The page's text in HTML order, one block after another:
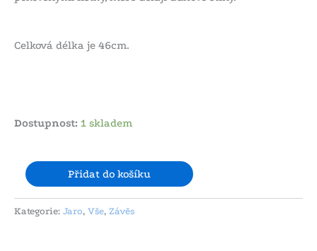
Celková délka je 46cm.
Dostupnost: 1 skladem
Přidat do košíku
Kategorie: Jaro, Vše, Závěs